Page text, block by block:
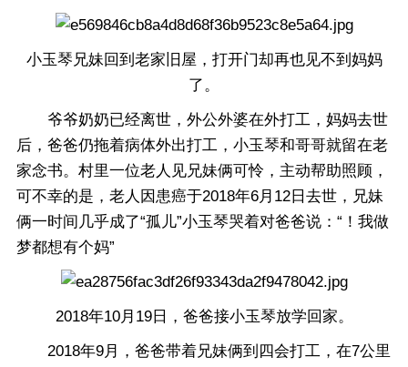
小玉琴兄妹回到老家旧屋，打开门却再也见不到妈妈
了。
爷爷奶奶已经离世，外公外婆在外打工，妈妈去世
后，爸爸仍拖着病体外出打工，小玉琴和哥哥就留在老
家念书。村里一位老人见兄妹俩可怜，主动帮助照顾，
可不幸的是，老人因患癌于2018年6月12日去世，兄妹
俩一时间几乎成了“孤儿”小玉琴哭着对爸爸说：“！我做
梦都想有个妈”
2018年10月19日，爸爸接小玉琴放学回家。
2018年9月，爸爸带着兄妹俩到四会打工，在7公里